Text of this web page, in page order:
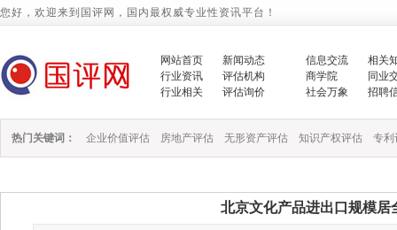
您好，欢迎来到国评网，国内最权威专业性资讯平台！
网站首页
新闻动态
行业资讯
评估机构
行业相关
评估询价
信息交流
相关
商学院
同业
社会万象
招聘
热门关键词： 企业价值评估 房地产评估 无形资产评估 知识产权评估 专利
北京文化产品进出口规模居